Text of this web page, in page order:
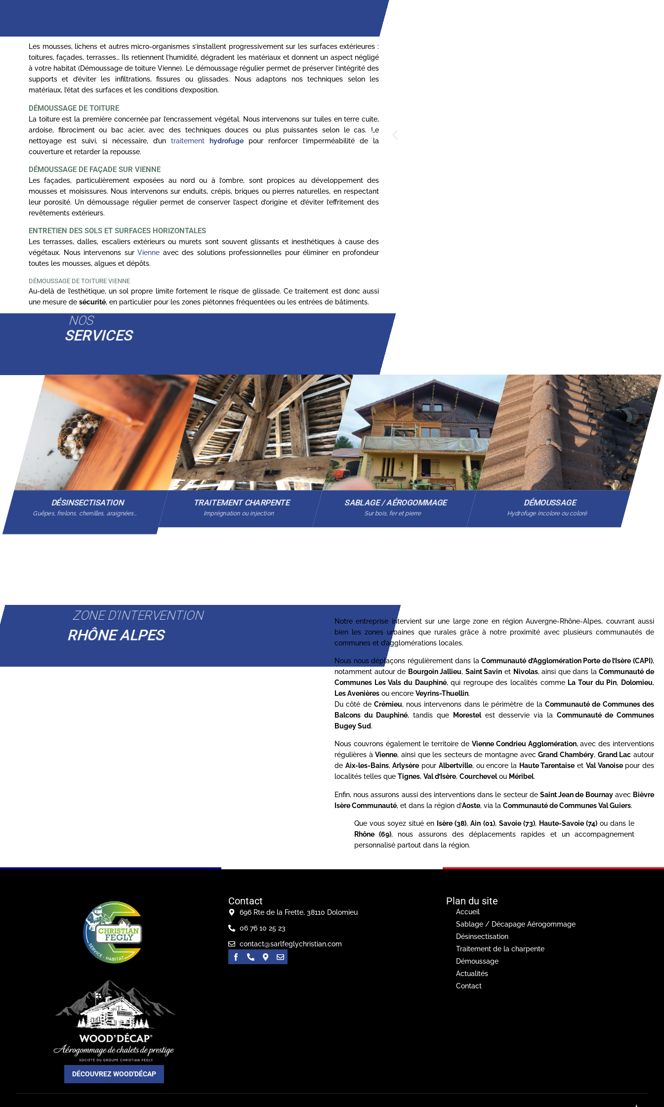
Les mousses, lichens et autres micro-organismes s’installent progressivement sur les surfaces extérieures :
toitures, façades, terrasses… Ils retiennent l’humidité, dégradent les matériaux et donnent un aspect négligé
à votre habitat (Démoussage de toiture Vienne). Le démoussage régulier permet de préserver l’intégrité des
supports et d’éviter les infiltrations, fissures ou glissades. Nous adaptons nos techniques selon les
matériaux, l’état des surfaces et les conditions d’exposition.
DÉMOUSSAGE DE TOITURE
La toiture est la première concernée par l’encrassement végétal. Nous intervenons sur tuiles en terre cuite,
ardoise, fibrociment ou bac acier, avec des techniques douces ou plus puissantes selon le cas. Le
nettoyage est suivi, si nécessaire, d’untraitementhydrofuge
pour renforcer l’imperméabilité de la
couverture et retarder la repousse.
DÉMOUSSAGE DE FAÇADE SUR VIENNE
Les façades, particulièrement exposées au nord ou à l’ombre, sont propices au développement des
mousses et moisissures. Nous intervenons sur enduits, crépis, briques ou pierres naturelles, en respectant
leur porosité. Un démoussage régulier permet de conserver l’aspect d’origine et d’éviter l’effritement des
revêtements extérieurs.
ENTRETIEN DES SOLS ET SURFACES HORIZONTALES
Les terrasses, dalles, escaliers extérieurs ou murets sont souvent glissants et inesthétiques à cause des
végétaux. Nous intervenons surVienne avec des solutions professionnelles pour éliminer en profondeur
toutes les mousses, algues et dépôts.
DÉMOUSSAGE DE TOITURE VIENNE
Au-delà de l’esthétique, un sol propre limite fortement le risque de glissade. Ce traitement est donc aussi
une mesure de sécurité, en particulier pour les zones piétonnes fréquentées ou les entrées de bâtiments.
NOS
SERVICES
DÉSINSECTISATION
Guêpes, frelons, chenilles, araignées…
TRAITEMENT CHARPENTE
Imprégnation ou injection
SABLAGE / AÉROGOMMAGE
Sur bois, fer et pierre
DÉMOUSSAGE
Hydrofuge incolore ou coloré
ZONE D'INTERVENTION
RHÔNE ALPES
Notre entreprise intervient sur une large zone en région Auvergne-Rhône-Alpes, couvrant aussi
bien les zones urbaines que rurales grâce à notre proximité avec plusieurs communautés de
communes et d’agglomérations locales.
Nous nous déplaçons régulièrement dans laCommunauté d’Agglomération Porte de l’Isère (CAPI),
notamment autour de Bourgoin Jallieu, Saint Savin et Nivolas, ainsi que dans laCommunauté de
Communes Les Vals du Dauphiné, qui regroupe des localités comme La Tour du Pin, Dolomieu,
Les Avenièresou encore Veyrins-Thuellin.
Du côté de Crémieu, nous intervenons dans le périmètre de laCommunauté de Communes des
Balcons du Dauphiné, tandis que Morestelest desservie via la Communauté de Communes
Bugey Sud.
Nous couvrons également le territoire de Vienne Condrieu Agglomération, avec des interventions
régulières àVienne, ainsi que les secteurs de montagne avecGrand Chambéry, Grand Lac autour
de Aix-les-Bains,Arlysère pour Albertville, ou encore la Haute Tarentaise et Val Vanoisepour des
localités telles que Tignes, Val d’Isère, Courchevelou Méribel.
Enfin, nous assurons aussi des interventions dans le secteur de Saint Jean de Bournayavec Bièvre
Isère Communauté, et dans la région d’Aoste, via la Communauté de Communes Val Guiers.
Que vous soyez situé en Isère (38),Ain (01), Savoie (73), Haute-Savoie (74)ou dans le
Rhône (69), nous assurons des déplacements rapides et un accompagnement
personnalisé partout dans la région.
DÉCOUVREZ WOOD'DÉCAP
Contact
696 Rte de la Frette, 38110 Dolomieu
06 76 10 25 23
contact@sarlfeglychristian.com
Plan du site
Accueil
Sablage / Décapage Aérogommage
Désinsectisation
Traitement de la charpente
Démoussage
Actualités
Contact